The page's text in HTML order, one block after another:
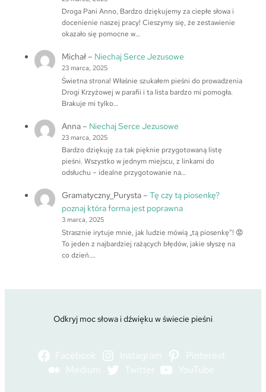
Droga Pani Anno, Bardzo dziękujemy za ciepłe słowa i
docenienie naszej pracy! Cieszymy się, że zestawienie
okazało się pomocne w…
Michał– Niechaj Serce Jezusowe
23 marca, 2025
Świetna strona! Właśnie szukałem pieśni do prowadzenia
Drogi Krzyżowej w parafii i ta lista bardzo mi pomogła.
Brakuje mi tylko…
Anna– Niechaj Serce Jezusowe
23 marca, 2025
Bardzo dziękuję za tak pięknie przygotowaną listę
pieśni. Wszystko w jednym miejscu, z linkami do
odsłuchu – idealne przygotowanie na…
Gramatyczny_Purysta– Tę czy tą piosenkę?
poznaj która forma jest poprawna
3 marca, 2025
Strasznie irytuje mnie, jak ludzie mówią „tą piosenkę”! 😡
To jeden z najbardziej rażących błędów, jakie słyszę na
co dzień.…
Odkryj moc słowa i dźwięku w świecie pieśni
Facebook Instagram
Pinterest
Medium
Twitter YouTube